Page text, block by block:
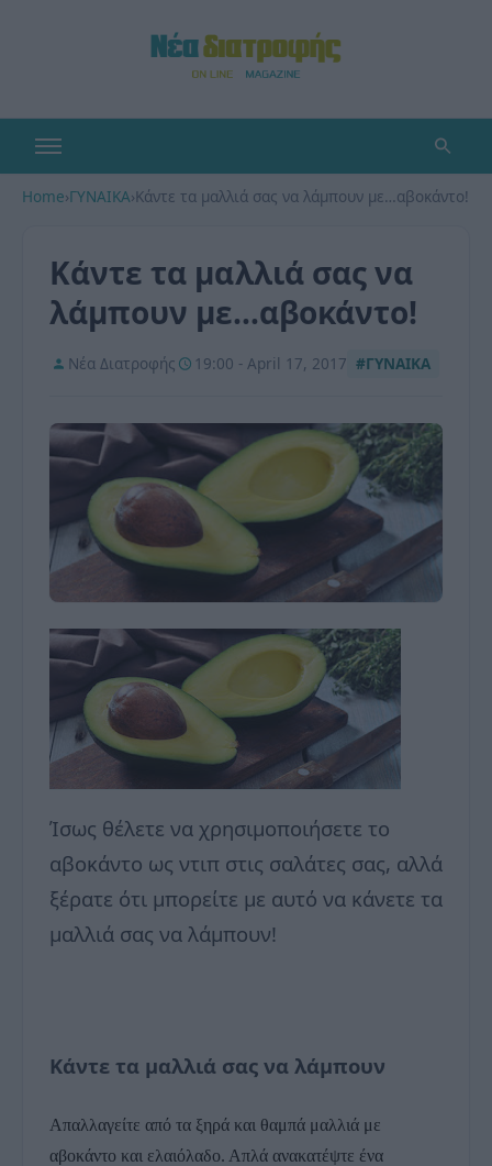
Home›ΓΥΝΑΙΚΑ›Κάντε τα μαλλιά σας να λάμπουν με…αβοκάντο!
Κάντε τα μαλλιά σας να
λάμπουν με…αβοκάντο!
Νέα Διατροφής 19:00 - April 17, 2017 #ΓΥΝΑΙΚΑ
Ίσως θέλετε να χρησιμοποιήσετε το
αβοκάντο ως ντιπ στις σαλάτες σας, αλλά
ξέρατε ότι μπορείτε με αυτό να κάνετε τα
μαλλιά σας να λάμπουν!
Κάντε τα μαλλιά σας να λάμπουν
Απαλλαγείτε από τα ξηρά και θαμπά μαλλιά με
αβοκάντο και ελαιόλαδο. Απλά ανακατέψτε ένα